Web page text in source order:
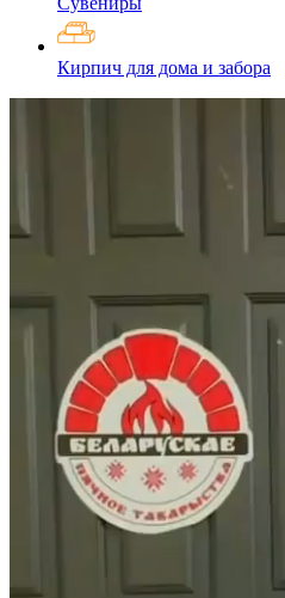
Кирпич для дома и забора